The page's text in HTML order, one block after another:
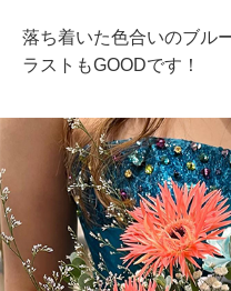
落ち着いた色合いのブル
ラストもGOODです！